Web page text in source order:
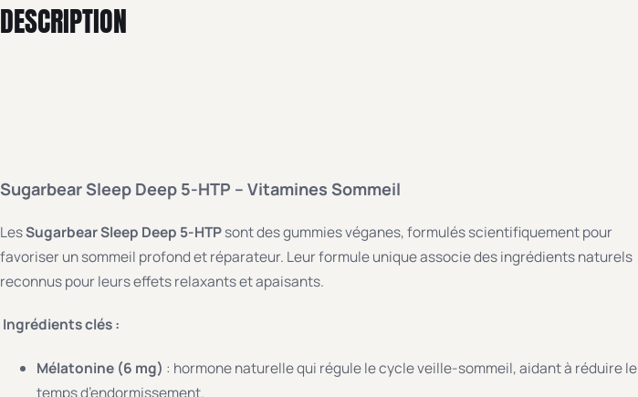
DESCRIPTION
Sugarbear Sleep Deep 5-HTP – Vitamines Sommeil
LesSugarbear Sleep Deep 5-HTPsont des gummies véganes, formulés scientifiquement pour
favoriser un sommeil profond et réparateur. Leur formule unique associe des ingrédients naturels
reconnus pour leurs effets relaxants et apaisants.
Ingrédients clés :
Mélatonine (6 mg) : hormone naturelle qui régule le cycle veille-sommeil, aidant à réduire le
temps d’endormissement.